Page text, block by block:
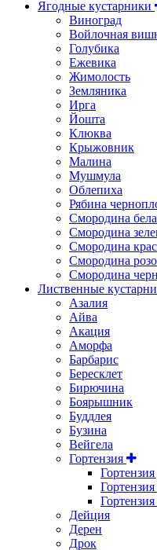
Ягодные кустарники
Виноград
Войлочная
Голубика
Ежевика
Жимолость
Земляника
Ирга
Йошта
Клюква
Крыжовник
Малина
Мушмула
Облепиха
Рябина
Смородина
Смородина
Смородина
Смородина
Смородина
Лиственные
Азалия
Айва
Акация
Аморфа
Барбарис
Бересклет
Бирючина
Боярышник
Буддлея
Бузина
Вейгела
Гортензия
Гортензия
Дейция
Дерен
Дрок